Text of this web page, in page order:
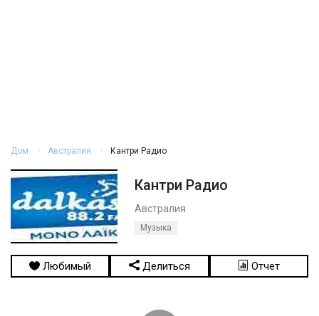
Дом Австралия Кантри Радио
Кантри Радио
Австралия
Музыка
Любимый Делиться Отчет